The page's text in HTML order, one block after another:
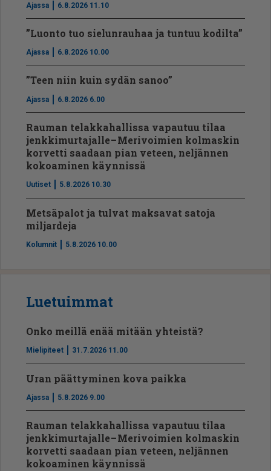
Ajassa 6.8.2026 11.10
”Luonto tuo sielunrauhaa ja tuntuu kodilta”
Ajassa 6.8.2026 10.00
”Teen niin kuin sydän sanoo”
Ajassa 6.8.2026 6.00
Rauman telakkahallissa vapautuu tilaa
jenkkimurtajalle – Merivoimien kolmaskin
korvetti saadaan pian veteen, neljännen
kokoaminen käynnissä
Uutiset 5.8.2026 10.30
Metsäpalot ja tulvat maksavat satoja
miljardeja
Kolumnit 5.8.2026 10.00
Luetuimmat
Onko meillä enää mitään yhteistä?
Mielipiteet 31.7.2026 11.00
Uran päättyminen kova paikka
Ajassa 5.8.2026 9.00
Rauman telakkahallissa vapautuu tilaa
jenkkimurtajalle – Merivoimien kolmaskin
korvetti saadaan pian veteen, neljännen
kokoaminen käynnissä